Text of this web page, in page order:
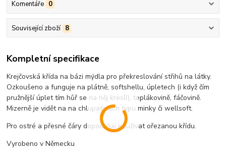
Komentáře 0
Související zboží 8
Kompletní specifikace
Krejčovská křída na bázi mýdla pro překreslování střihů na látky.
Ozkoušeno a funguje na plátně, softshellu, úpletech (i když čím
pružnější úplet tím hůř se na něj kreslí), teplákovině, fáčovině.
Mizerně je vidět na na chlupatinách typu minky či wellsoft.
Pro ostré a přesné čáry doporučuji používat ořezanou křídu.
Vyrobeno v Německu